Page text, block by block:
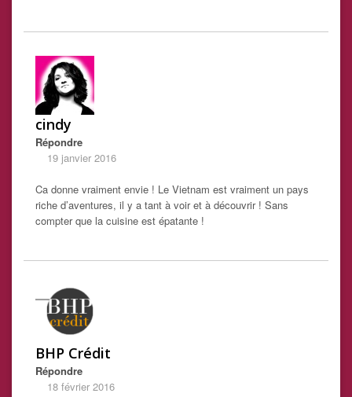
cindy
Répondre
19 janvier 2016
Ca donne vraiment envie ! Le Vietnam est vraiment un pays
riche d’aventures, il y a tant à voir et à découvrir ! Sans
compter que la cuisine est épatante !
BHP Crédit
Répondre
18 février 2016